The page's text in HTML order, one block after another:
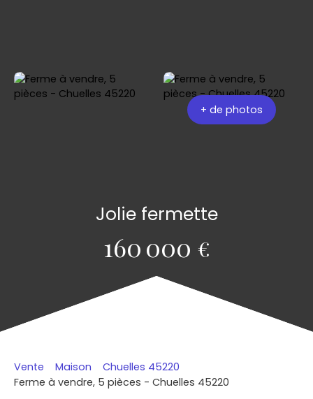
+ de photos
Jolie fermette
160 000 €
Vente Maison
Chuelles 45220
Ferme à vendre, 5 pièces - Chuelles 45220